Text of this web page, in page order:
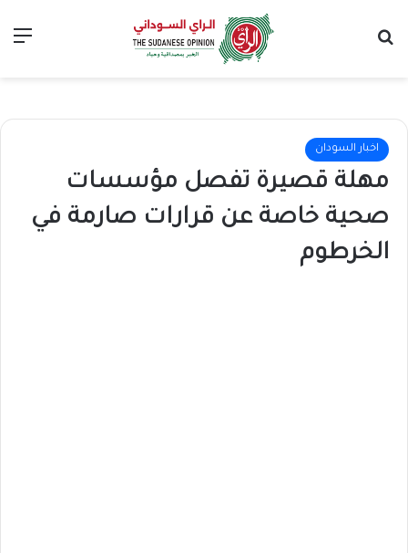
اخبار السودان
مهلة قصيرة تفصل مؤسسات
صحية خاصة عن قرارات صارمة في
الخرطوم